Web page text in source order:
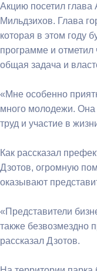
Акцию посетил глава
Мильдзихов. Глава
которая в этом году
программе и отметил
общая задача и
«Мне особенно
много молодежи. Она
труд и участие в
Как рассказал
Дзотов, огромную
оказывают
«Представители
также безвозмездно
рассказал Дзотов.